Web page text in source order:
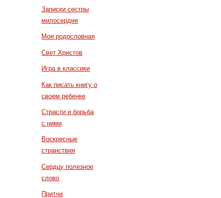
Записки сестры
милосердия
Моя родословная
Свет Христов
Игра в классики
Как писать книгу о
своем ребенке
Страсти и борьба
с ними
Воскресные
странствия
Сердцу полезное
слово
Притчи